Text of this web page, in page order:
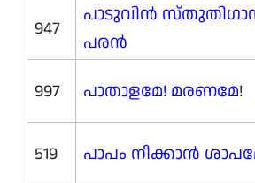
947
പാടുവിൻ
പരൻ
997
പാതാളമേ! മരണമേ!
519
പാപം നീക്കാൻ